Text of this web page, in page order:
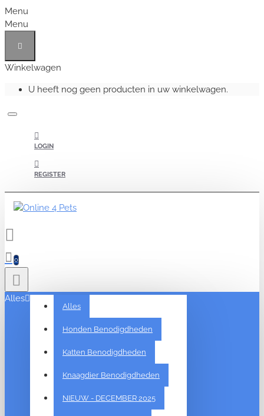
Menu
Menu
Winkelwagen
U heeft nog geen producten in uw winkelwagen.
LOGIN
REGISTER
0
Alles
Alles
Honden Benodigdheden
Katten Benodigdheden
Knaagdier Benodigdheden
NIEUW - DECEMBER 2025